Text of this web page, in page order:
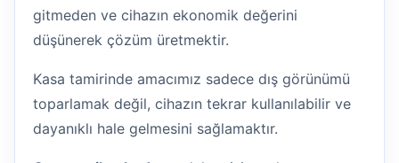
gitmeden ve cihazın ekonomik değerini
düşünerek çözüm üretmektir.
Kasa tamirinde amacımız sadece dış görünümü
toparlamak değil, cihazın tekrar kullanılabilir ve
dayanıklı hale gelmesini sağlamaktır.